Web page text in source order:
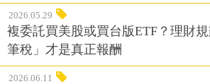
2026.05.29
複委託買美股或買台版ETF？理財
筆稅」才是真正報酬
2026.06.11